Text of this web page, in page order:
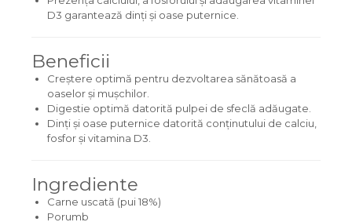
D3 garantează dinți și oase puternice.
Beneficii
Creștere optimă pentru dezvoltarea sănătoasă a
oaselor și mușchilor.
Digestie optimă datorită pulpei de sfeclă adăugate.
Dinți și oase puternice datorită conținutului de calciu,
fosfor și vitamina D3.
Ingrediente
Carne uscată (pui 18%)
Porumb